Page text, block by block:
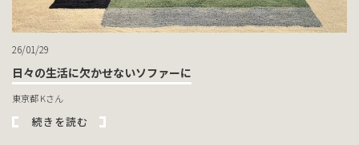
26/01/29
日々の生活に欠かせないソファーに
東京都 Kさん
続きを読む